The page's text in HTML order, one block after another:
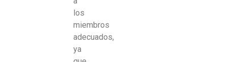
los
miembros
adecuados,
ya